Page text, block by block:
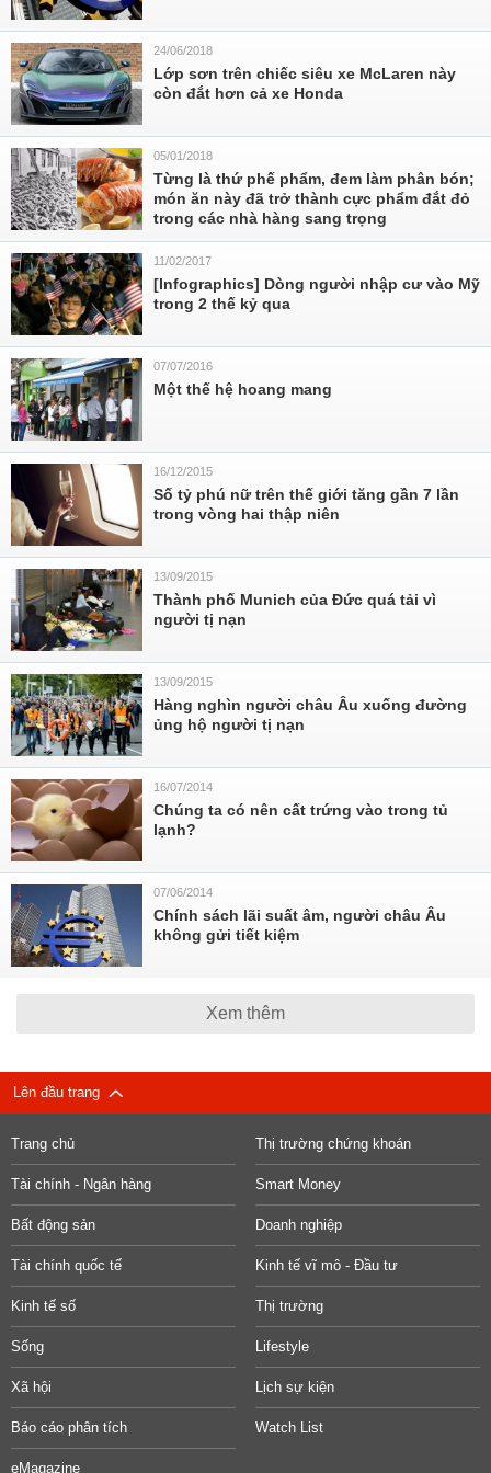
24/06/2018
Lớp sơn trên chiếc siêu xe McLaren này
còn đắt hơn cả xe Honda
05/01/2018
Từng là thứ phế phẩm, đem làm phân bón;
món ăn này đã trở thành cực phẩm đắt đỏ
trong các nhà hàng sang trọng
11/02/2017
[Infographics] Dòng người nhập cư vào Mỹ
trong 2 thế kỷ qua
07/07/2016
Một thế hệ hoang mang
16/12/2015
Số tỷ phú nữ trên thế giới tăng gần 7 lần
trong vòng hai thập niên
13/09/2015
Thành phố Munich của Đức quá tải vì
người tị nạn
13/09/2015
Hàng nghìn người châu Âu xuống đường
ủng hộ người tị nạn
16/07/2014
Chúng ta có nên cất trứng vào trong tủ
lạnh?
07/06/2014
Chính sách lãi suất âm, người châu Âu
không gửi tiết kiệm
Xem thêm
Lên đầu trang
Trang chủ Thị trường chứng khoán
Tài chính - Ngân hàng Smart Money
Bất động sản Doanh nghiệp
Tài chính quốc tế Kinh tế vĩ mô - Đầu tư
Kinh tế số Thị trường
Sống Lifestyle
Xã hội Lịch sự kiện
Báo cáo phân tích Watch List
eMagazine